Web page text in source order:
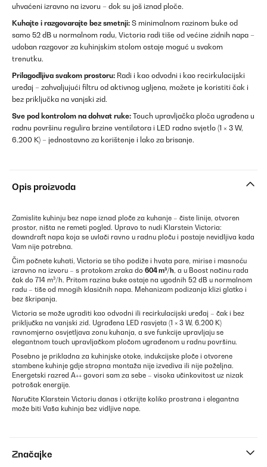
uhvaćeni izravno na izvoru – dok su još iznad ploče.
Kuhajte i razgovarajte bez smetnji: S minimalnom razinom buke od
samo 52 dB u normalnom radu, Victoria radi tiše od većine zidnih napa –
udoban razgovor za kuhinjskim stolom ostaje moguć u svakom
trenutku.
Prilagodljiva svakom prostoru: Radi i kao odvodni i kao recirkulacijski
uređaj – zahvaljujući filtru od aktivnog ugljena, možete je koristiti čak i
bez priključka na vanjski zid.
Sve pod kontrolom na dohvat ruke: Touch upravljačka ploča ugrađena u
radnu površinu regulira brzine ventilatora i LED radno svjetlo (1 × 3 W,
6.200 K) – jednostavno za korištenje i lako za brisanje.
Opis proizvoda
Zamislite kuhinju bez nape iznad ploče za kuhanje – čiste linije, otvoren
prostor, ništa ne remeti pogled. Upravo to nudi Klarstein Victoria:
downdraft napa koja se uvlači ravno u radnu ploču i postaje nevidljiva kada
Vam nije potrebna.
Čim počnete kuhati, Victoria se tiho podiže i hvata pare, mirise i masnoću
izravno na izvoru – s protokom zraka do 604 m³/h, a u Boost načinu rada
čak do 714 m³/h. Pritom razina buke ostaje na ugodnih 52 dB u normalnom
radu – tiše od mnogih klasičnih napa. Mehanizam podizanja klizi glatko i
bez škripanja.
Victoria se može ugraditi kao odvodni ili recirkulacijski uređaj – čak i bez
priključka na vanjski zid. Ugrađena LED rasvjeta (1 × 3 W, 6.200 K)
ravnomjerno osvjetljava zonu kuhanja, a sve funkcije upravljaju se
elegantnom touch upravljačkom pločom ugrađenom u radnu površinu.
Posebno je prikladna za kuhinjske otoke, indukcijske ploče i otvorene
stambene kuhinje gdje stropna montaža nije izvediva ili nije poželjna.
Energetski razred A++ govori sam za sebe – visoka učinkovitost uz nizak
potrošak energije.
Naručite Klarstein Victoriu danas i otkrijte koliko prostrana i elegantna
može biti Vaša kuhinja bez vidljive nape.
Značajke